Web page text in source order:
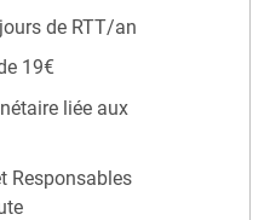
de RTT/an
19€
liée aux
Responsables